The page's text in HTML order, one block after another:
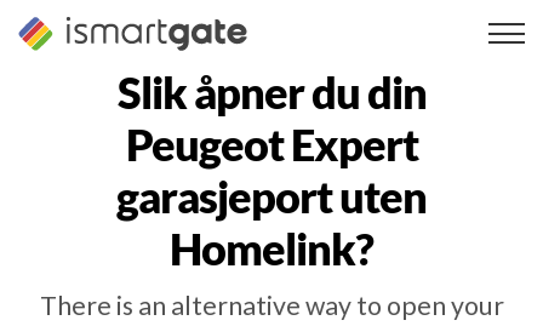
Hopp
Slik åpner du din
Peugeot Expert
garasjeport uten
Homelink?
There is an alternative way to open your